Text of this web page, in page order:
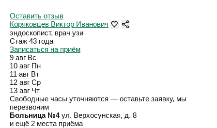
Оставить отзыв
Коряковцев Виктор Иванович
эндоскопист, врач узи
Стаж 43 года
Записаться на приём
9 авг Вс
10 авг Пн
11 авг Вт
12 авг Ср
13 авг Чт
Свободные часы уточняются — оставьте заявку, мы
перезвоним
Больница №4 ул. Верхосунская, д. 8
и ещё 2 места приёма